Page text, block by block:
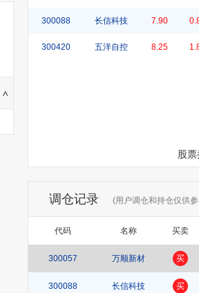
300088 长信科技 7.90
300420 五洋自控 8.25
股
调仓记录 (用户调仓和持仓仅供
代码 名称 买卖
300057 万顺新材 买
300088 长信科技 买